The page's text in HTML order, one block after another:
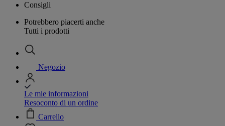
Consigli
Potrebbero piacerti anche
Tutti i prodotti
Negozio
Le mie informazioni
Resoconto di un ordine
Carrello